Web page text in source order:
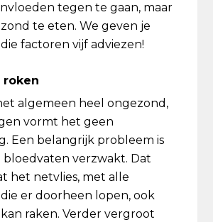
tegen te gaan, maar
te eten. We geven je
factoren vijf adviezen!
roken
algemeen heel ongezond,
vormt het geen
Een belangrijk probleem is
bloedvaten verzwakt. Dat
het netvlies, met alle
er doorheen lopen, ook
raken. Verder vergroot